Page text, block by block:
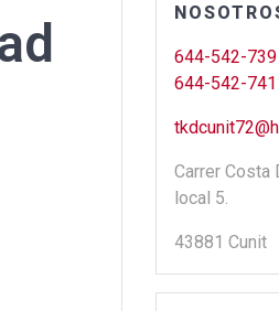
644-542-739
644-542-741
Carrer Costa
local 5.
43881 Cunit